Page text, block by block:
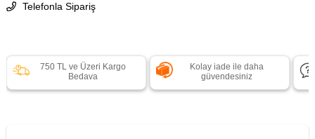
Telefonla Sipariş
750 TL ve Üzeri Kargo
Bedava
Kolay iade ile daha
güvendesiniz